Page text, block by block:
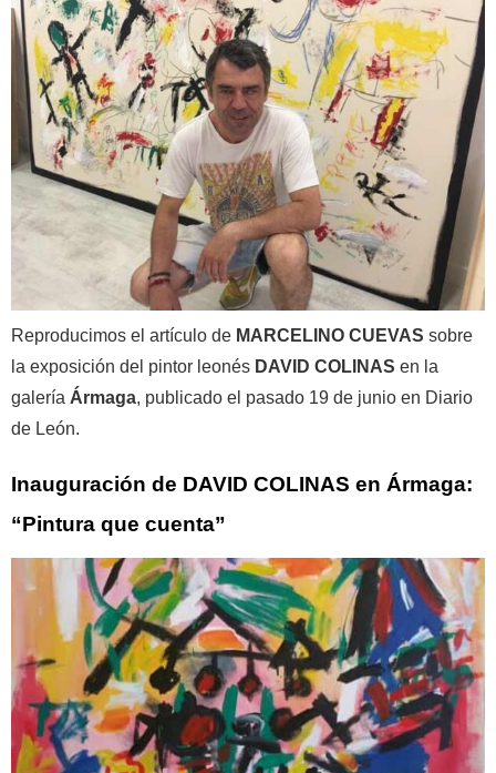
Reproducimos el artículo de MARCELINO CUEVAS sobre
la exposición del pintor leonés DAVID COLINAS en la
galería Ármaga, publicado el pasado 19 de junio en Diario
de León.
Inauguración de DAVID COLINAS en Ármaga:
“Pintura que cuenta”